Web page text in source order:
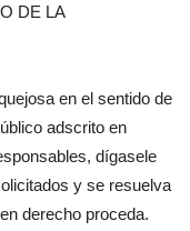
DE LA
en el sentido de
adscrito en
dígasele
y se resuelva
derecho proceda.